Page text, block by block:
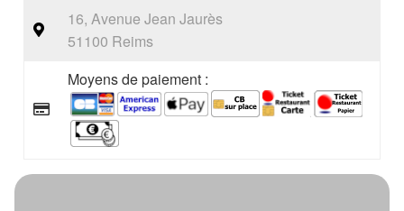
16, Avenue Jean Jaurès
51100 Reims
Moyens de paiement :